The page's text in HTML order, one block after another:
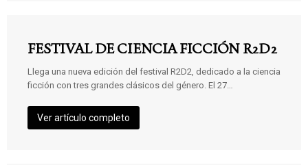
FESTIVAL DE CIENCIA FICCIÓN R2D2
Llega una nueva edición del festival R2D2, dedicado a la ciencia
ficción con tres grandes clásicos del género. El 27…
Ver artículo completo